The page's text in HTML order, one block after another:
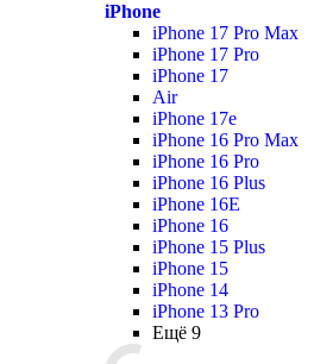
iPhone
iPhone 17 Pro Max
iPhone 17 Pro
iPhone 17
Air
iPhone 17e
iPhone 16 Pro Max
iPhone 16 Pro
iPhone 16 Plus
iPhone 16E
iPhone 16
iPhone 15 Plus
iPhone 15
iPhone 14
iPhone 13 Pro
Ещё 9